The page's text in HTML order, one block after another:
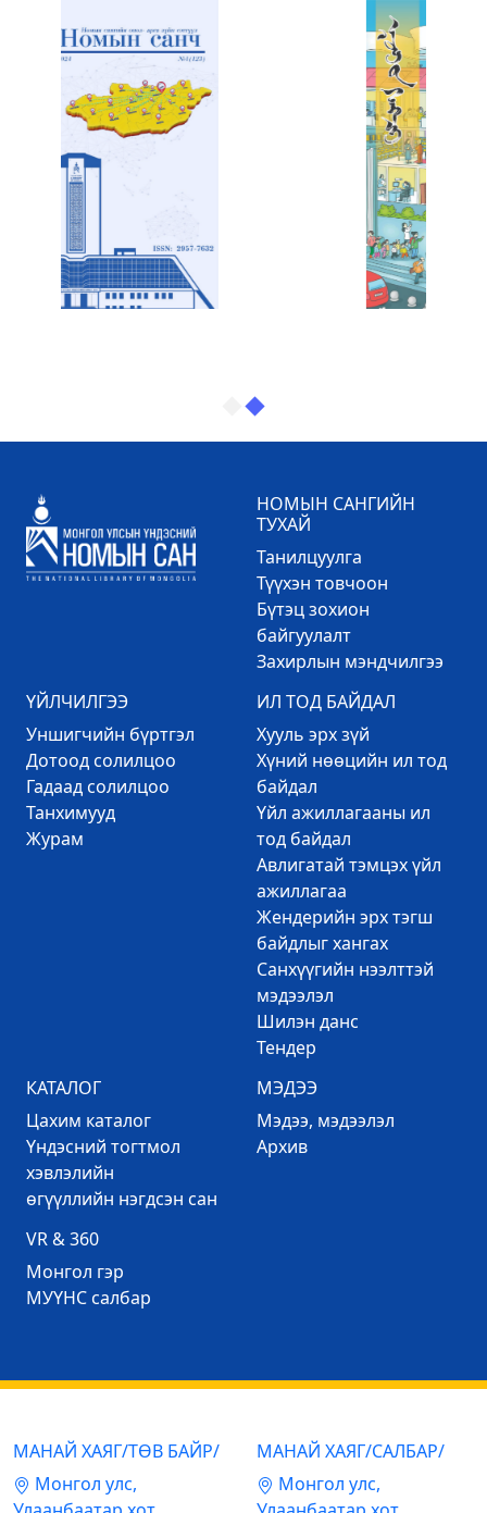
НОМЫН САНГИЙН
ТУХАЙ
Танилцуулга
Түүхэн товчоон
Бүтэц зохион
байгуулалт
Захирлын мэндчилгээ
ҮЙЛЧИЛГЭЭ
Уншигчийн бүртгэл
Дотоод солилцоо
Гадаад солилцоо
Танхимууд
Журам
ИЛ ТОД БАЙДАЛ
Хууль эрх зүй
Хүний нөөцийн ил тод
байдал
Үйл ажиллагааны ил
тод байдал
Авлигатай тэмцэх үйл
ажиллагаа
Жендерийн эрх тэгш
байдлыг хангах
Санхүүгийн нээлттэй
мэдээлэл
Шилэн данс
Тендер
КАТАЛОГ
Цахим каталог
Үндэсний тогтмол
хэвлэлийн
өгүүллийн нэгдсэн сан
МЭДЭЭ
Mэдээ, мэдээлэл
Архив
VR & 360
Mонгол гэр
МУҮНС салбар
МАНАЙ ХАЯГ/ТӨВ БАЙР/
Mонгол улс,
МАНАЙ ХАЯГ/САЛБАР/
Mонгол улс,